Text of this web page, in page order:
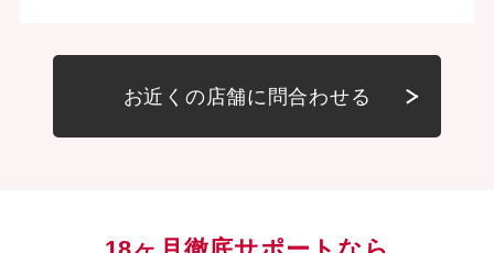
お近くの店舗に問合わせる